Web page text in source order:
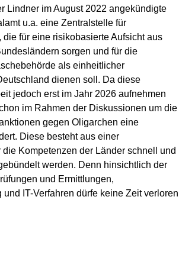
Lindner im August 2022 angekündigte
u.a. eine Zentralstelle für
für eine risikobasierte Aufsicht aus
sorgen und für die
als einheitlicher
dienen soll. Da diese
jedoch erst im Jahr 2026 aufnehmen
im Rahmen der Diskussionen um die
gegen Oligarchen eine
Diese besteht aus einer
Kompetenzen der Länder schnell und
werden. Denn hinsichtlich der
und Ermittlungen,
und IT-Verfahren dürfe keine Zeit verloren